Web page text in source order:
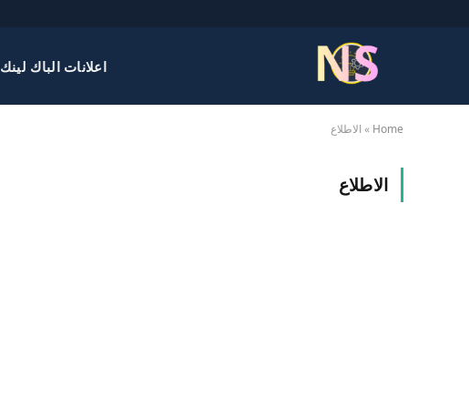
اعلانات الباك لينك
Home
» الاطلاع
الاطلاع